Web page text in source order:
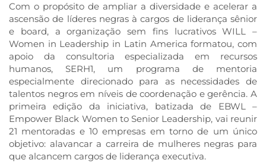
Com o propósito de ampliar a diversidade e acelerar a
ascensão de líderes negras à cargos de liderança sênior
e board, a organização sem fins lucrativos WILL –
Women in Leadership in Latin America formatou, com
apoio da consultoria especializada em recursos
humanos, SERH1, um programa de mentoria
especialmente direcionado para as necessidades de
talentos negros em níveis de coordenação e gerência. A
primeira edição da iniciativa, batizada de EBWL –
Empower Black Women to Senior Leadership, vai reunir
21 mentoradas e 10 empresas em torno de um único
objetivo: alavancar a carreira de mulheres negras para
que alcancem cargos de liderança executiva.